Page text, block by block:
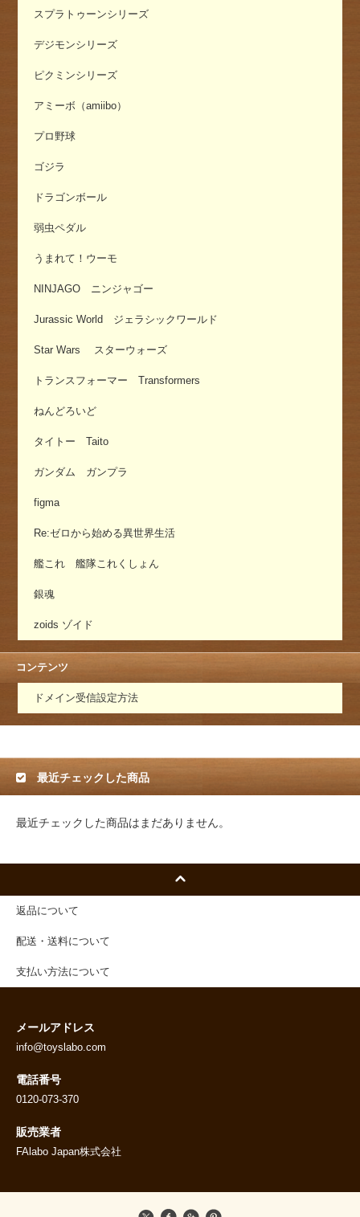
スプラトゥーンシリーズ
デジモンシリーズ
ピクミンシリーズ
アミーボ（amiibo）
プロ野球
ゴジラ
ドラゴンボール
弱虫ペダル
うまれて！ウーモ
NINJAGO ニンジャゴー
Jurassic World ジェラシックワールド
Star Wars スターウォーズ
トランスフォーマー Transformers
ねんどろいど
タイトー Taito
ガンダム ガンプラ
figma
Re:ゼロから始める異世界生活
艦これ 艦隊これくしょん
銀魂
zoids ゾイド
コンテンツ
ドメイン受信設定方法
最近チェックした商品
最近チェックした商品はまだありません。
返品について
配送・送料について
支払い方法について
メールアドレス
info@toyslabo.com
電話番号
0120-073-370
販売業者
FAlabo Japan株式会社